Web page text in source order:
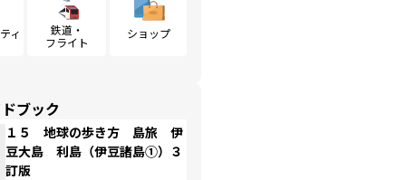
ィ
鉄道・
フライト
ショップ
ブック
１５ 地球の歩き方 島旅 伊
豆大島 利島（伊豆諸島①）３
訂版